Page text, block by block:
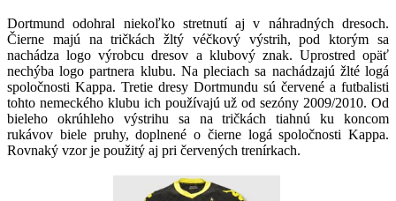
Dortmund odohral niekoľko stretnutí aj v náhradných dresoch.
Čierne majú na tričkách žltý véčkový výstrih, pod ktorým sa
nachádza logo výrobcu dresov a klubový znak. Uprostred opäť
nechýba logo partnera klubu. Na pleciach sa nachádzajú žlté logá
spoločnosti Kappa. Tretie dresy Dortmundu sú červené a futbalisti
tohto nemeckého klubu ich používajú už od sezóny 2009/2010. Od
bieleho okrúhleho výstrihu sa na tričkách tiahnú ku koncom
rukávov biele pruhy, doplnené o čierne logá spoločnosti Kappa.
Rovnaký vzor je použitý aj pri červených trenírkach.